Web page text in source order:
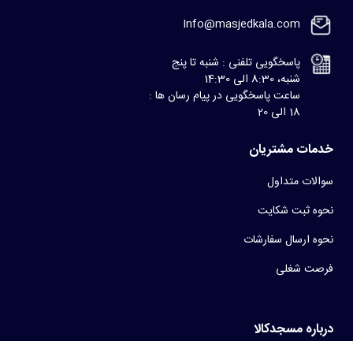
Info@masjedkala.com
پاسخگویی تلفنی : شنبه تا پنج
شنبه، 8:30 الی 14:30
ساعت پاسخگویی در پیام رسان ها :
18 الی 20
خدمات مشتریان
سوالات متداول
نحوه ثبت شکایت
نحوه ارسال سفارشات
فرصت شغلی
درباره مسجدکالا